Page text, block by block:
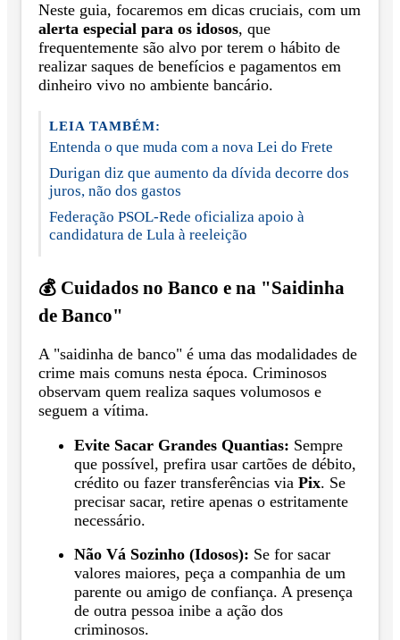
Neste guia, focaremos em dicas cruciais, com um
alerta especial para os idosos, que
frequentemente são alvo por terem o hábito de
realizar saques de benefícios e pagamentos em
dinheiro vivo no ambiente bancário.
LEIA TAMBÉM:
Entenda o que muda com a nova Lei do Frete
Durigan diz que aumento da dívida decorre dos
juros, não dos gastos
Federação PSOL-Rede oficializa apoio à
candidatura de Lula à reeleição
💰 Cuidados no Banco e na "Saidinha
de Banco"
A "saidinha de banco" é uma das modalidades de
crime mais comuns nesta época. Criminosos
observam quem realiza saques volumosos e
seguem a vítima.
Evite Sacar Grandes Quantias: Sempre
que possível, prefira usar cartões de débito,
crédito ou fazer transferências via Pix. Se
precisar sacar, retire apenas o estritamente
necessário.
Não Vá Sozinho (Idosos): Se for sacar
valores maiores, peça a companhia de um
parente ou amigo de confiança. A presença
de outra pessoa inibe a ação dos
criminosos.